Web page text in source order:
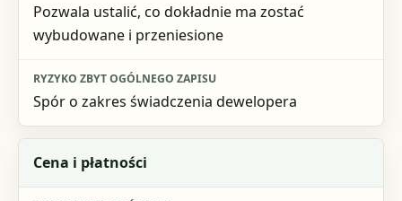
Pozwala ustalić, co dokładnie ma zostać
wybudowane i przeniesione
Spór o zakres świadczenia dewelopera
Cena i płatności